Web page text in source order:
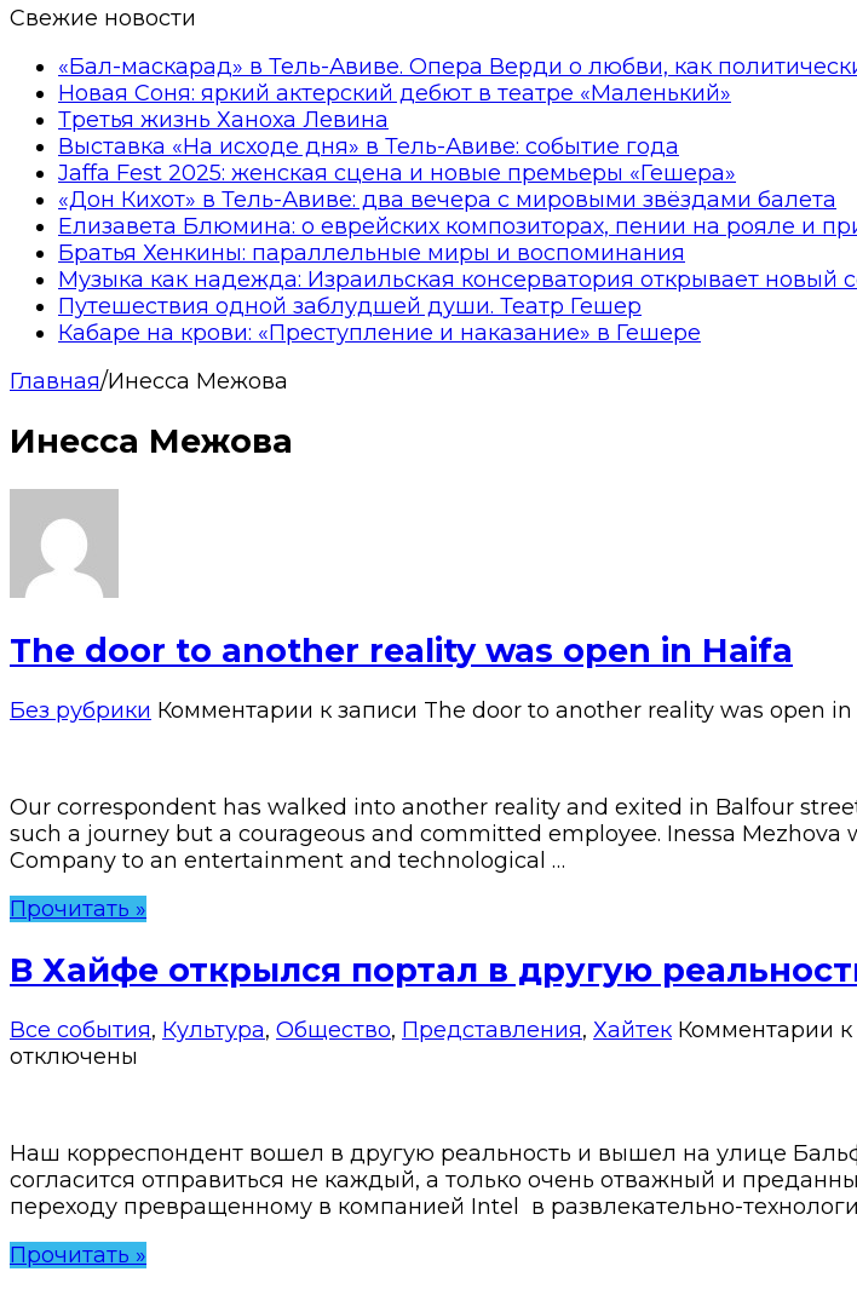
Свежие новости
«Бал-маскарад» в Тель-Авиве. Опера Верди о любви, как
Новая Соня: яркий актерский дебют в театре «Маленький»
Третья жизнь Ханоха Левина
Выставка «На исходе дня» в Тель-Авиве: событие года
Jaffa Fest 2025: женская сцена и новые премьеры «Гешера»
«Дон Кихот» в Тель-Авиве: два вечера с мировыми звёздами балета
Елизавета Блюмина: о еврейских композиторах, пении на рояле и
Братья Хенкины: параллельные миры и воспоминания
Музыка как надежда: Израильская консерватория открывает новый
Путешествия одной заблудшей души. Театр Гешер
Кабаре на крови: «Преступление и наказание» в Гешере
Главная/Инесса Межова
Инесса Межова
The door to another reality was open in Haifa
Без рубрики Комментарии к записи The door to another reality was open in
Our correspondent has walked into another reality and exited in Balfour
such a journey but a courageous and committed employee. Inessa
Company to an entertainment and technological …
Прочитать »
В Хайфе открылся портал в другую
Все события, Культура, Общество, Представления, Хайтек Комментарии
отключены
Наш корреспондент вошел в другую реальность и вышел на улице
согласится отправиться не каждый, а только очень отважный и
переходу превращенному в компанией Intel в развлекательно-
Прочитать »